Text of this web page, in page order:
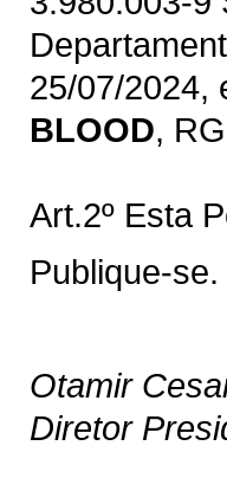
25/07/2024,
BLOOD,
Art.2º Esta
Publique-se.
Otamir
Diretor